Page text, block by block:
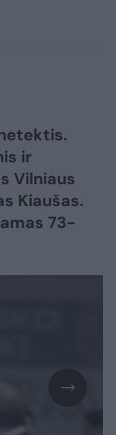
ir
Vilniaus
Kiaušas.
73-